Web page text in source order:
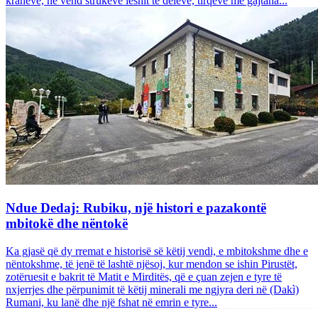
Ndue Dedaj: Rubiku, një histori e pazakontë
mbitokë dhe nëntokë
Ka gjasë që dy rremat e historisë së këtij vendi, e mbitokshme dhe e
nëntokshme, të jenë të lashtë njësoj, kur mendon se ishin Pirustët,
zotëruesit e bakrit të Matit e Mirditës, që e çuan zejen e tyre të
nxjerrjes dhe përpunimit të këtij minerali me ngjyra deri në (Dakì)
Rumani, ku lanë dhe një fshat në emrin e tyre...